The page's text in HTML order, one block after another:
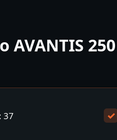
250
37